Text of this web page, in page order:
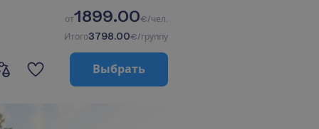
от1899.00€/чел.
Итого3798.00€/группу
Выбрать